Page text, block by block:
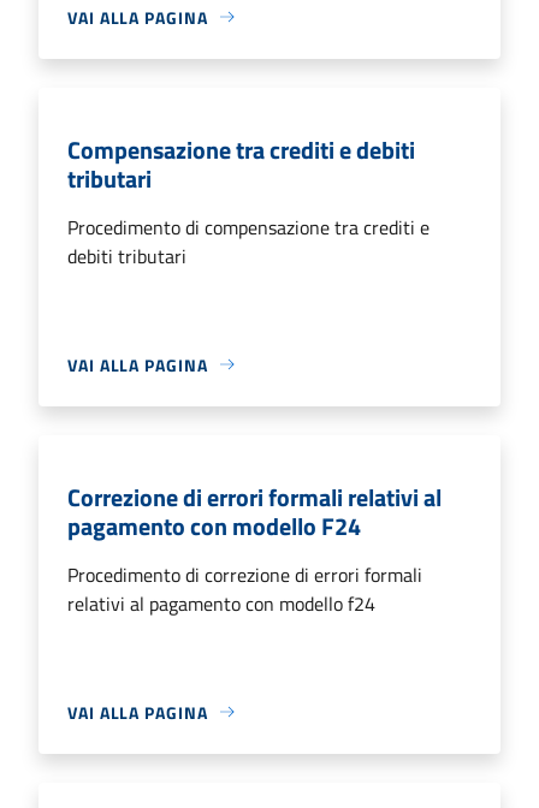
VAI ALLA PAGINA
Compensazione tra crediti e debiti
tributari
Procedimento di compensazione tra crediti e
debiti tributari
VAI ALLA PAGINA
Correzione di errori formali relativi al
pagamento con modello F24
Procedimento di correzione di errori formali
relativi al pagamento con modello f24
VAI ALLA PAGINA